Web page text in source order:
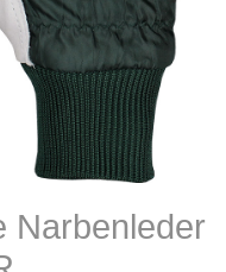
Narbenleder